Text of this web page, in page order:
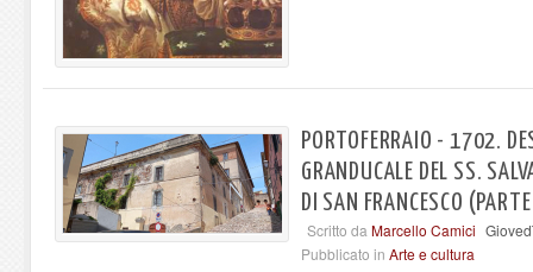
PORTOFERRAIO - 1702.
GRANDUCALE DEL SS.
DI SAN FRANCESCO
Scritto da Marcello Camici
Pubblicato in Arte e cultura